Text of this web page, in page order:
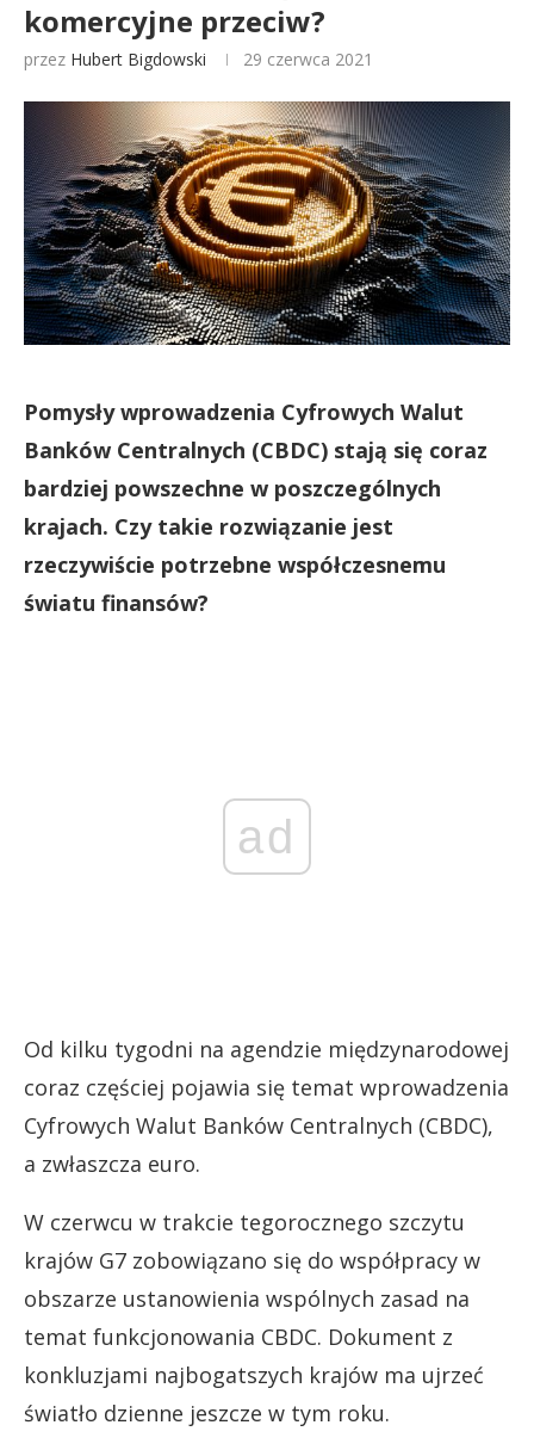
komercyjne przeciw?
przez Hubert Bigdowski 29 czerwca 2021
Pomysły wprowadzenia Cyfrowych Walut
Banków Centralnych (CBDC) stają się coraz
bardziej powszechne w poszczególnych
krajach. Czy takie rozwiązanie jest
rzeczywiście potrzebne współczesnemu
światu finansów?
ad
Od kilku tygodni na agendzie międzynarodowej
coraz częściej pojawia się temat wprowadzenia
Cyfrowych Walut Banków Centralnych (CBDC),
a zwłaszcza euro.
W czerwcu w trakcie tegorocznego szczytu
krajów G7 zobowiązano się do współpracy w
obszarze ustanowienia wspólnych zasad na
temat funkcjonowania CBDC. Dokument z
konkluzjami najbogatszych krajów ma ujrzeć
światło dzienne jeszcze w tym roku.